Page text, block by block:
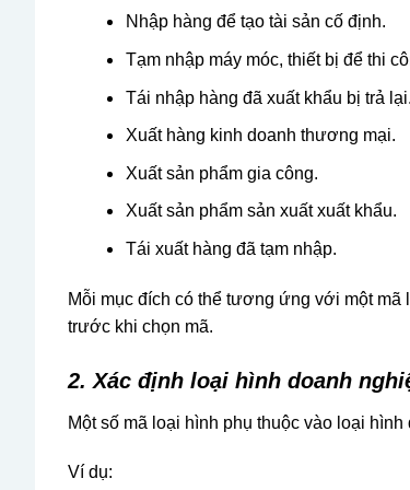
Nhập hàng để tạo tài sản cố định.
Tạm nhập máy móc, thiết bị để thi
Tái nhập hàng đã xuất khẩu bị trả lại.
Xuất hàng kinh doanh thương mại.
Xuất sản phẩm gia công.
Xuất sản phẩm sản xuất xuất khẩu.
Tái xuất hàng đã tạm nhập.
Mỗi mục đích có thể tương ứng với một mã
trước khi chọn mã.
2. Xác định loại hình doanh
Một số mã loại hình phụ thuộc vào loại
Ví dụ: